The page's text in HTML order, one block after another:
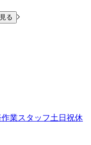
る
業スタッフ土日祝休